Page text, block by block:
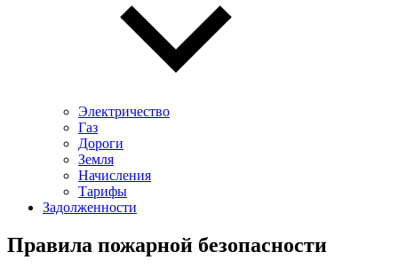
Электричество
Газ
Дороги
Земля
Начисления
Тарифы
Задолженности
Правила пожарной безопасности